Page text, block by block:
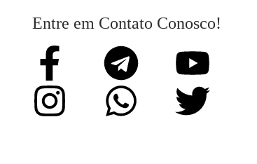
Entre em Contato Conosco!